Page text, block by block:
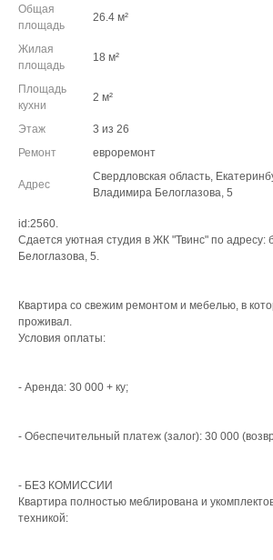
Общая
площадь
26.4 м²
Жилая
площадь
18 м²
Площадь
кухни
2 м²
Этаж
3 из 26
Ремонт
евроремонт
Адрес
Свердловская область,
Владимира Белоглазова, 5
id:2560.
Сдается уютная студия в ЖК "Твинс" по адресу:
Белоглазова, 5.
Квартира со свежим ремонтом и мебелью, в
проживал.
Условия оплаты:
- Аренда: 30 000 + ку;
- Обеспечительный платеж (залог): 30 000
- БЕЗ КОМИССИИ
Квартира полностью меблирована и
техникой: